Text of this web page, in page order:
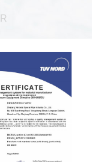
2026-07-30
年，其在金相检测
实践，折射出这家